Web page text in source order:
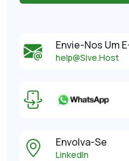
Envie-Nos Um
help@Sive.Host
Envolva-Se
LinkedIn